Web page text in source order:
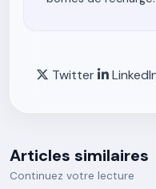
Twitter
Articles similaires
Continuez votre lecture